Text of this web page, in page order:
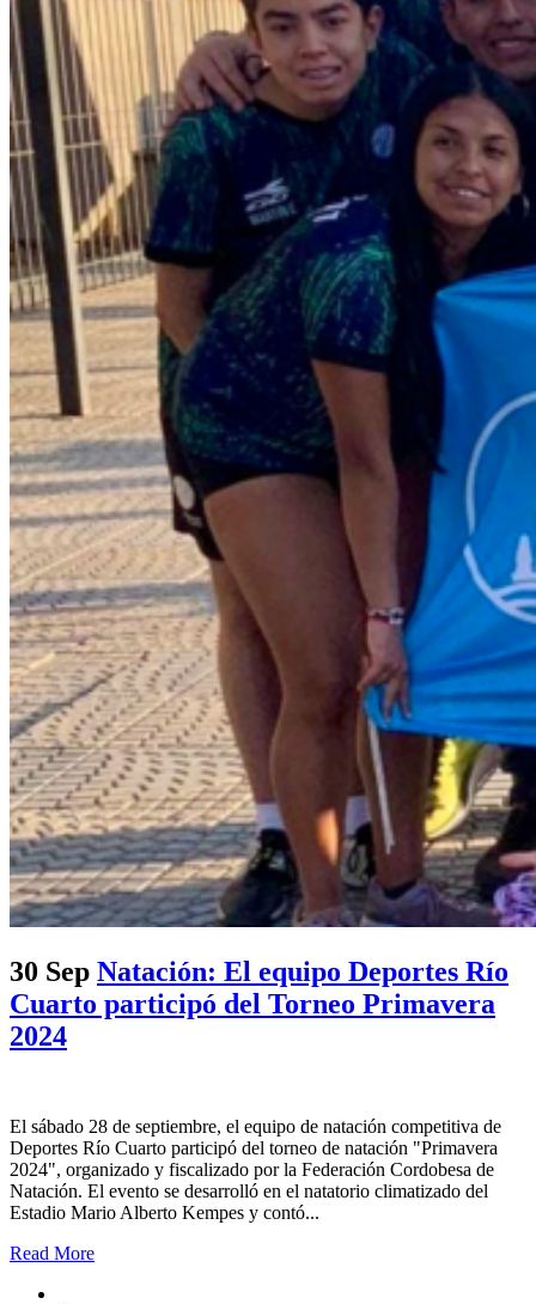
30 Sep Natación: El equipo Deportes Río
Cuarto participó del Torneo Primavera
2024
El sábado 28 de septiembre, el equipo de natación competitiva de
Deportes Río Cuarto participó del torneo de natación "Primavera
2024", organizado y fiscalizado por la Federación Cordobesa de
Natación. El evento se desarrolló en el natatorio climatizado del
Estadio Mario Alberto Kempes y contó...
Read More